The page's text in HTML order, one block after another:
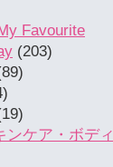
Favourite
(203)
ンケア・ボディ